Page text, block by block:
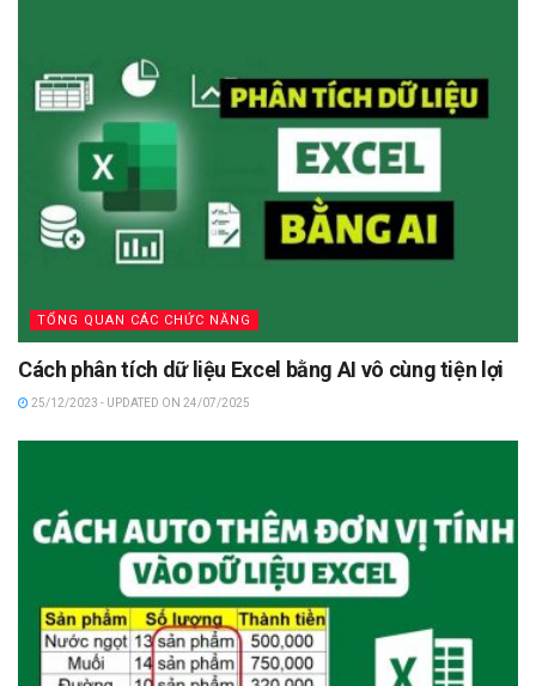
TỔNG QUAN CÁC CHỨC NĂNG
Cách phân tích dữ liệu Excel bằng AI vô cùng tiện lợi
25/12/2023 - UPDATED ON 24/07/2025